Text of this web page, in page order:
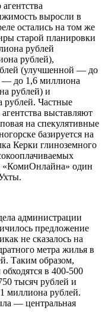
выросли в
остались на том же
старой планировки
рублей
рублей),
(улучшенной — до
— до 1,6 миллиона
рублей) и
Частные
выставляют
на спекулятивные
базируется на
Керки глиноземного
«КомиОнлайна» один
администрации
предложение
не сказалось на
метра жилья в
Таким образом,
в 400-500
тысяч рублей и
миллиона рублей.
— центральная